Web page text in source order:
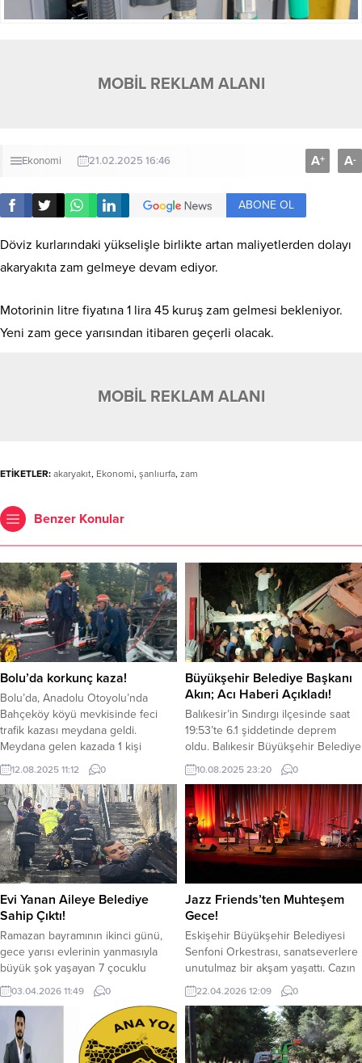
MOBİL REKLAM ALANI
Ekonomi 21.02.2025 16:46 A+ A-
ABONE OL
Döviz kurlarındaki yükselişle birlikte artan maliyetlerden dolayı
akaryakıta zam gelmeye devam ediyor.
Motorinin litre fiyatına 1 lira 45 kuruş zam gelmesi bekleniyor.
Yeni zam gece yarısından itibaren geçerli olacak.
MOBİL REKLAM ALANI
ETİKETLER: akaryakıt, Ekonomi, şanlıurfa, zam
Benzer Konular
Bolu’da korkunç kaza!
Bolu’da, Anadolu Otoyolu’nda
Bahçeköy köyü mevkisinde feci
trafik kazası meydana geldi.
Meydana gelen kazada 1 kişi
hayatını kaybederken, 10 kişi
yaralandı. Kaza Bolu’nun Anadolu
Otoyolu’nda, Bahçeköy mevkisinde
sabah 05.00 sularında yolcu
otobüsü soğan yüklü kamyona
arkadan çarptı. Malatya’dan
İstanbul’a gidenlerin içinde
bulunduğu otobüste , otobüs
şoförü hayatını kaybetti.
Çevredekilerin ihbarı...
12.08.2025 11:12 0
Büyükşehir Belediye Başkanı
Akın; Acı Haberi Açıkladı!
Balıkesir’in Sındırgı ilçesinde saat
19:53’te 6.1 şiddetinde deprem
oldu. Balıkesir Büyükşehir Belediye
Başkanı Ahmet Akın, deprem
sonrası yaptığı açıklamada, bir
binanın enkazı altında kalan bir
vatandaşın hayatını kaybettiğini
açıkladı. Sındırgı’da çöken binanın
enkazı altında kalan bir vatandaş
hayatını kaybetti. YAZI ARASI
10.08.2025 23:20 0
Evi Yanan Aileye Belediye
Sahip Çıktı!
Ramazan bayramının ikinci günü,
gece yarısı evlerinin yanmasıyla
büyük şok yaşayan 7 çocuklu
aileye, Eyyübiye Belediyesi sahip
çıktı. Aileyi ziyaret ederek
ihtiyaçlarını belirleyen Eyyübiye
Belediyesi Sosyal Yardım İşleri
Müdürlüğü, evde temizlik
03.04.2026 11:49 0
Jazz Friends’ten Muhteşem
Gece!
Eskişehir Büyükşehir Belediyesi
Senfoni Orkestrası, sanatseverlere
unutulmaz bir akşam yaşattı. Cazın
büyüleyici atmosferiyle sahne alan
Jazz Friends, güçlü repertuvarı ve
etkileyici sahne performansıyla
dinleyicilerden büyük alkış aldı.
Büyükşehir Belediyesi Sanat ve
22.04.2026 12:09 0